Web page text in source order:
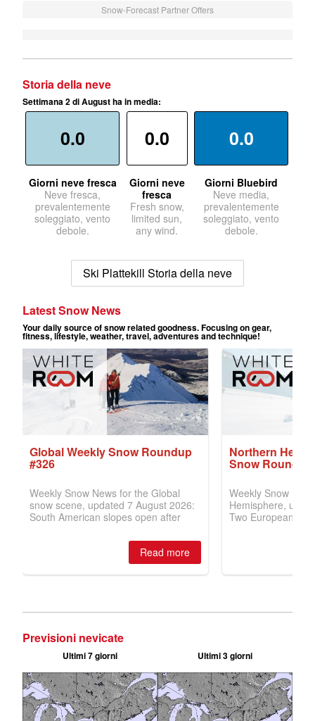
Snow-Forecast Partner Offers
Storia della neve
Settimana 2 di August ha in media:
0.0
Giorni neve fresca
Neve fresca,
prevalentemente
soleggiato, vento
debole.
0.0
Giorni neve
fresca
Fresh snow,
limited sun,
any wind.
0.0
Giorni Bluebird
Neve media,
prevalentemente
soleggiato, vento
debole.
Ski Plattekill Storia della neve
Previsioni nevicate
Ultimi 7 giorni Ultimi 3 giorni